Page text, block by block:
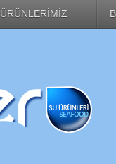
ÜRÜNLERİMİZ